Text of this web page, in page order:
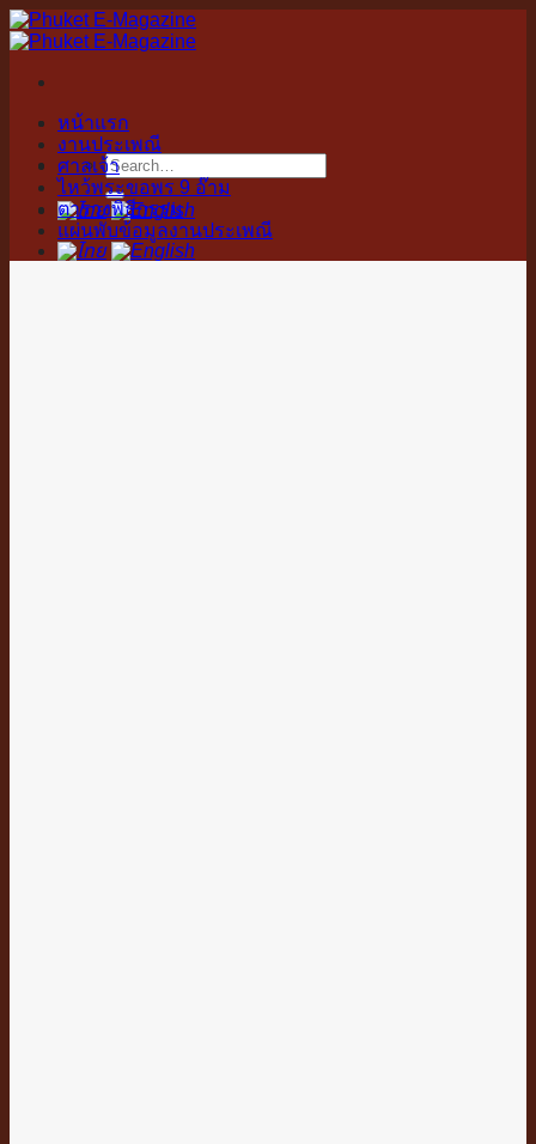
Skip
to
หน้าแรก
งานประเพณี
ศาลเจ้า
ไหว้พระขอพร 9 อ๊าม
ตารางพิธีกรรม
แผ่นพับข้อมูลงานประเพณี